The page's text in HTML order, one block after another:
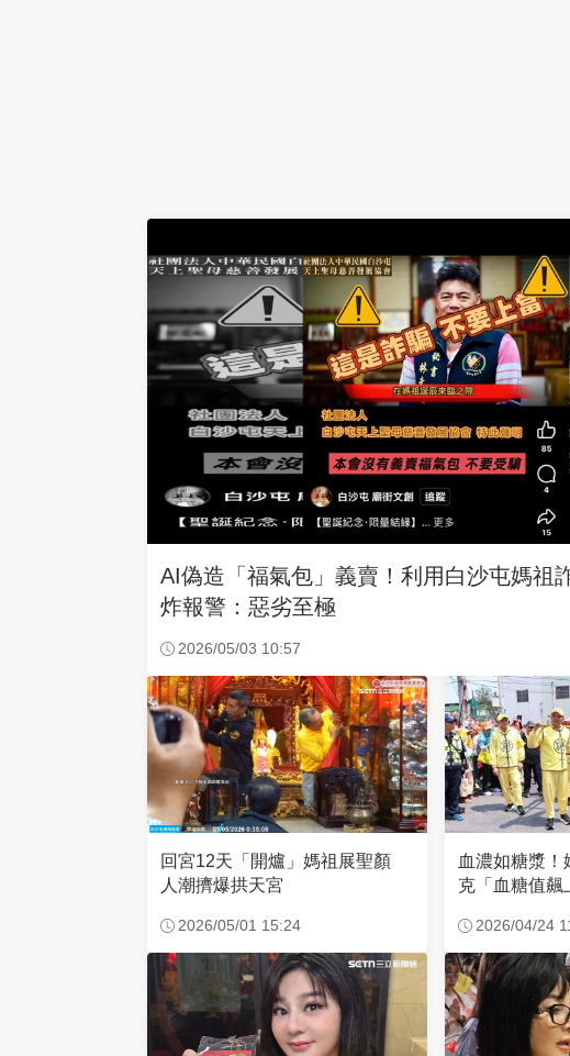
AI偽造「福氣包」義賣！利用白沙屯媽
炸報警：惡劣至極
2026/05/03 10:57
回宮12天「開爐」媽祖展聖顏
人潮擠爆拱天宮
2026/05/01 15:24
血濃如糖漿！
克「血糖值飆上限
2026/04/24